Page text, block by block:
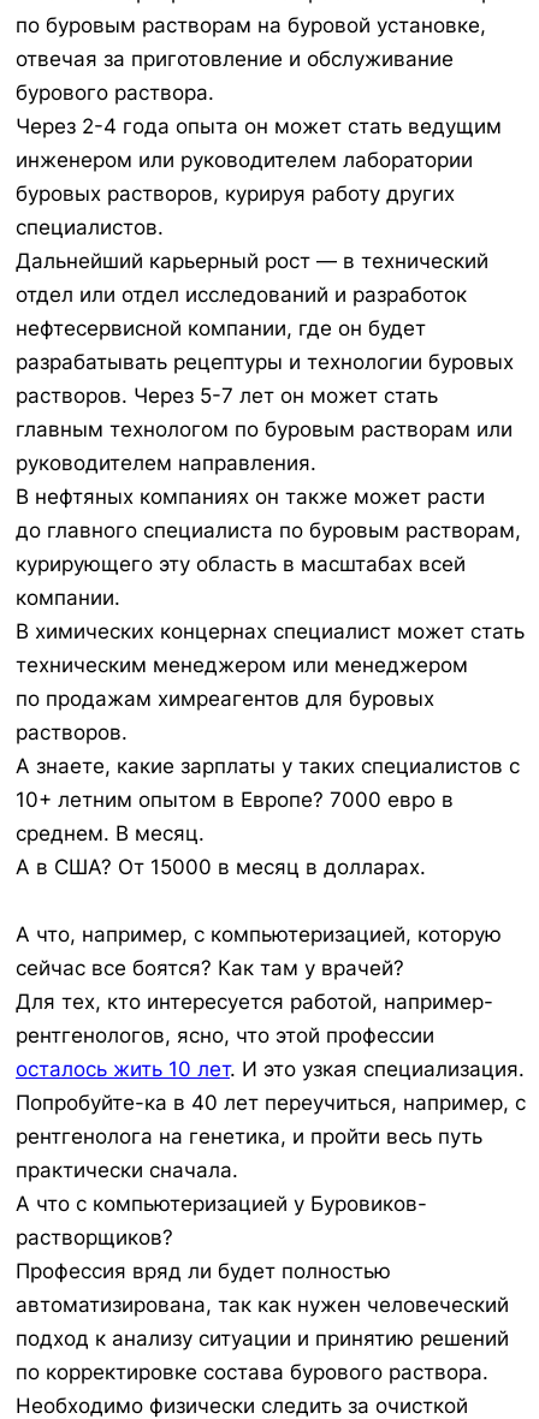
по буровым растворам на буровой установке,
отвечая за приготовление и обслуживание
бурового раствора.
Через 2-4 года опыта он может стать ведущим
инженером или руководителем лаборатории
буровых растворов, курируя работу других
специалистов.
Дальнейший карьерный рост — в технический
отдел или отдел исследований и разработок
нефтесервисной компании, где он будет
разрабатывать рецептуры и технологии буровых
растворов. Через 5-7 лет он может стать
главным технологом по буровым растворам или
руководителем направления.
В нефтяных компаниях он также может расти
до главного специалиста по буровым растворам,
курирующего эту область в масштабах всей
компании.
В химических концернах специалист может стать
техническим менеджером или менеджером
по продажам химреагентов для буровых
растворов.
А знаете, какие зарплаты у таких специалистов с
10+ летним опытом в Европе? 7000 евро в
среднем. В месяц.
А в США? От 15000 в месяц в долларах.
А что, например, с компьютеризацией, которую
сейчас все боятся? Как там у врачей?
Для тех, кто интересуется работой, например-
рентгенологов, ясно, что этой профессии
осталось жить 10 лет. И это узкая специализация.
Попробуйте-ка в 40 лет переучиться, например, с
рентгенолога на генетика, и пройти весь путь
практически сначала.
А что с компьютеризацией у Буровиков-
растворщиков?
Профессия вряд ли будет полностью
автоматизирована, так как нужен человеческий
подход к анализу ситуации и принятию решений
по корректировке состава бурового раствора.
Необходимо физически следить за очисткой